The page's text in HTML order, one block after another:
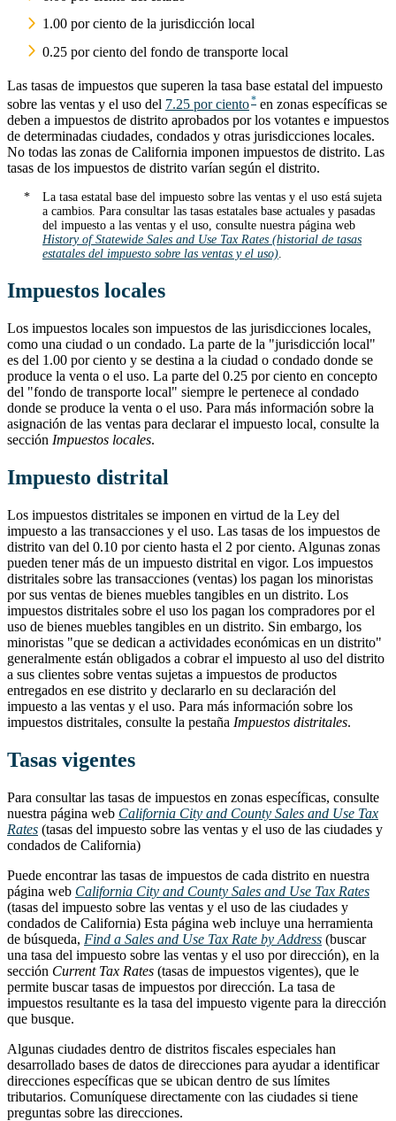
1.00 por ciento de la jurisdicción local
0.25 por ciento del fondo de transporte local
Las tasas de impuestos que superen la tasa base estatal del impuesto
sobre las ventas y el uso del 7.25 por ciento
en zonas específicas se
deben a impuestos de distrito aprobados por los votantes e impuestos
de determinadas ciudades, condados y otras jurisdicciones locales.
No todas las zonas de California imponen impuestos de distrito. Las
tasas de los impuestos de distrito varían según el distrito.
La tasa estatal base del impuesto sobre las ventas y el uso está sujeta
a cambios. Para consultar las tasas estatales base actuales y pasadas
del impuesto a las ventas y el uso, consulte nuestra página web
History of Statewide Sales and Use Tax Rates (historial de tasas
estatales del impuesto sobre las ventas y el uso).
Impuestos locales
Los impuestos locales son impuestos de las jurisdicciones locales,
como una ciudad o un condado. La parte de la "jurisdicción local"
es del 1.00 por ciento y se destina a la ciudad o condado donde se
produce la venta o el uso. La parte del 0.25 por ciento en concepto
del "fondo de transporte local" siempre le pertenece al condado
donde se produce la venta o el uso. Para más información sobre la
asignación de las ventas para declarar el impuesto local, consulte la
sección Impuestos locales.
Impuesto distrital
Los impuestos distritales se imponen en virtud de la Ley del
impuesto a las transacciones y el uso. Las tasas de los impuestos de
distrito van del 0.10 por ciento hasta el 2 por ciento. Algunas zonas
pueden tener más de un impuesto distrital en vigor. Los impuestos
distritales sobre las transacciones (ventas) los pagan los minoristas
por sus ventas de bienes muebles tangibles en un distrito. Los
impuestos distritales sobre el uso los pagan los compradores por el
uso de bienes muebles tangibles en un distrito. Sin embargo, los
minoristas "que se dedican a actividades económicas en un distrito"
generalmente están obligados a cobrar el impuesto al uso del distrito
a sus clientes sobre ventas sujetas a impuestos de productos
entregados en ese distrito y declararlo en su declaración del
impuesto a las ventas y el uso. Para más información sobre los
impuestos distritales, consulte la pestaña Impuestos distritales.
Tasas vigentes
Para consultar las tasas de impuestos en zonas específicas, consulte
nuestra página web California City and County Sales and Use Tax
Rates (tasas del impuesto sobre las ventas y el uso de las ciudades y
condados de California)
Puede encontrar las tasas de impuestos de cada distrito en nuestra
página web California City and County Sales and Use Tax Rates
(tasas del impuesto sobre las ventas y el uso de las ciudades y
condados de California) Esta página web incluye una herramienta
de búsqueda, Find a Sales and Use Tax Rate by Address (buscar
una tasa del impuesto sobre las ventas y el uso por dirección), en la
sección Current Tax Rates (tasas de impuestos vigentes), que le
permite buscar tasas de impuestos por dirección. La tasa de
impuestos resultante es la tasa del impuesto vigente para la dirección
que busque.
Algunas ciudades dentro de distritos fiscales especiales han
desarrollado bases de datos de direcciones para ayudar a identificar
direcciones específicas que se ubican dentro de sus límites
tributarios. Comuníquese directamente con las ciudades si tiene
preguntas sobre las direcciones.